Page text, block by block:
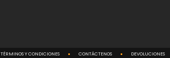
TÉRMINOS Y CONDICIONES CONTÁCTENOS DEVOLUCIONES